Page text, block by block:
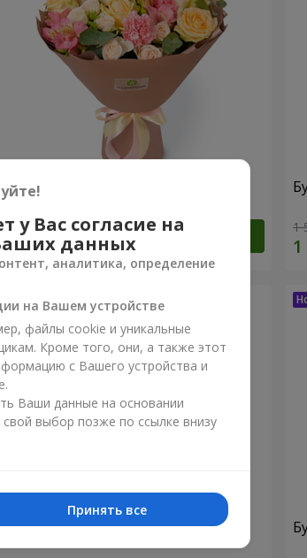
Букет "Шедевр"
2 699 грн 1
Букет "Светлана"
у Вас согласие на
данных
аналитика, определение
на Вашем устройстве
файлы cookie и уникальные
Кроме того, они, а также этот
с Вашего устройства и
Ваши данные на основании
выбор позже по ссылке внизу
Принять все